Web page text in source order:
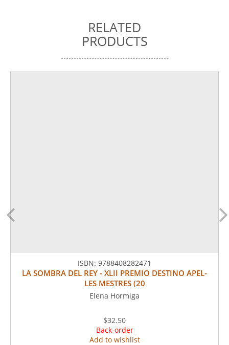
RELATED
PRODUCTS
ISBN: 9788408282471
LA SOMBRA DEL REY - XLII PREMIO DESTINO APEL-
LES MESTRES (20
Elena Hormiga
$32.50
Back-order
Add to wishlist